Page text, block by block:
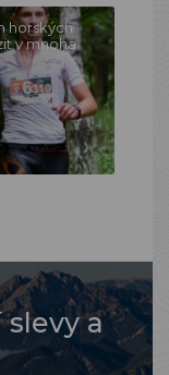
horských
v mnoha
a